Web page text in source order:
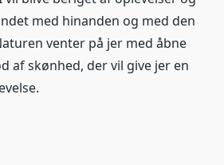
med hinanden og med den
venter på jer med åbne
af skønhed, der vil give jer en